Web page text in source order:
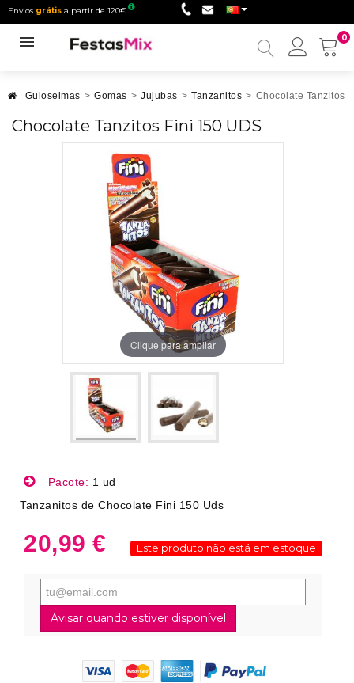
Envios grátis a partir de 120€
0
Minha
Guloseimas > Gomas > Jujubas > Tanzanitos > Chocolate Tanzitos
Chocolate Tanzitos Fini 150 UDS
Clique para ampliar
Pacote: 1 ud
Tanzanitos de Chocolate Fini 150 Uds
20,99 € Este produto não está em estoque
Avisar quando estiver disponível